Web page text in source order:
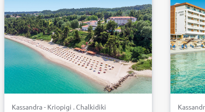
Kassandra - Kriopigi . Chalkidiki